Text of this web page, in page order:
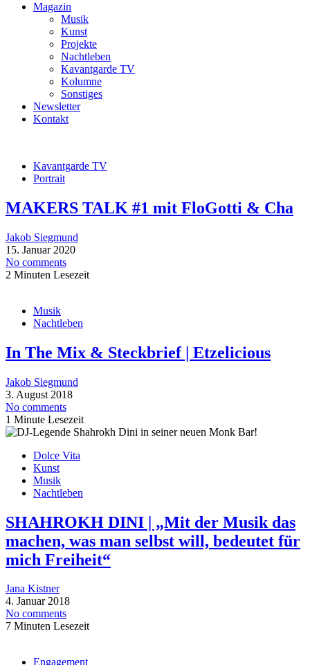
Magazin
Musik
Kunst
Projekte
Nachtleben
Kavantgarde TV
Kolumne
Sonstiges
Newsletter
Kontakt
Kavantgarde TV
Portrait
MAKERS TALK #1 mit FloGotti & Cha
Jakob Siegmund
15. Januar 2020
No comments
2 Minuten Lesezeit
Musik
Nachtleben
In The Mix & Steckbrief | Etzelicious
Jakob Siegmund
3. August 2018
No comments
1 Minute Lesezeit
Dolce Vita
Kunst
Musik
Nachtleben
SHAHROKH DINI | „Mit der Musik das
machen, was man selbst will, bedeutet für
mich Freiheit“
Jana Kistner
4. Januar 2018
No comments
7 Minuten Lesezeit
Engagement